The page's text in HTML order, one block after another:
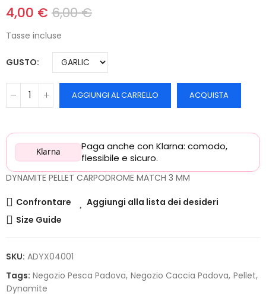
4,00 € 6,00 €
Tasse incluse
GUSTO
AGGIUNGI AL CARRELLO ACQUISTA
Klarna
Paga anche con Klarna: comodo,
flessibile e sicuro.
DYNAMITE PELLET CARPODROME MATCH 3 MM
Confrontare
Aggiungi alla lista dei desideri
Size Guide
SKU: ADYX04001
Tags: Negozio Pesca Padova Negozio Caccia Padova Pellet
Dynamite